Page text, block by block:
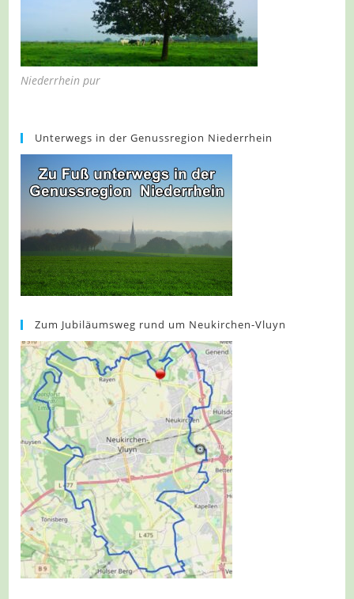
Niederrhein pur
Unterwegs in der Genussregion Niederrhein
Zum Jubiläumsweg rund um Neukirchen-Vluyn